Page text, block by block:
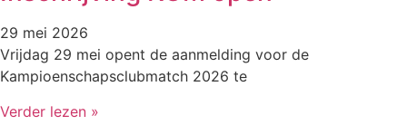
29 mei 2026
Vrijdag 29 mei opent de aanmelding voor de
Kampioenschapsclubmatch 2026 te
Verder lezen »